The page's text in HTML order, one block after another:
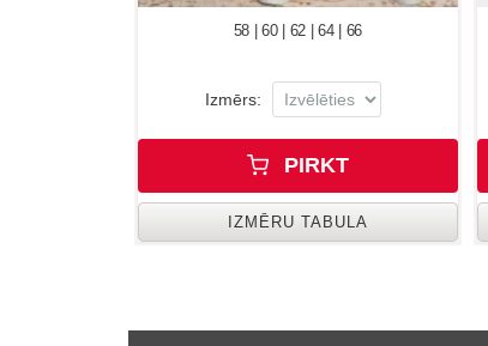
58 | 60 | 62 | 64 | 66
Izmērs:
PIRKT
IZMĒRU TABULA